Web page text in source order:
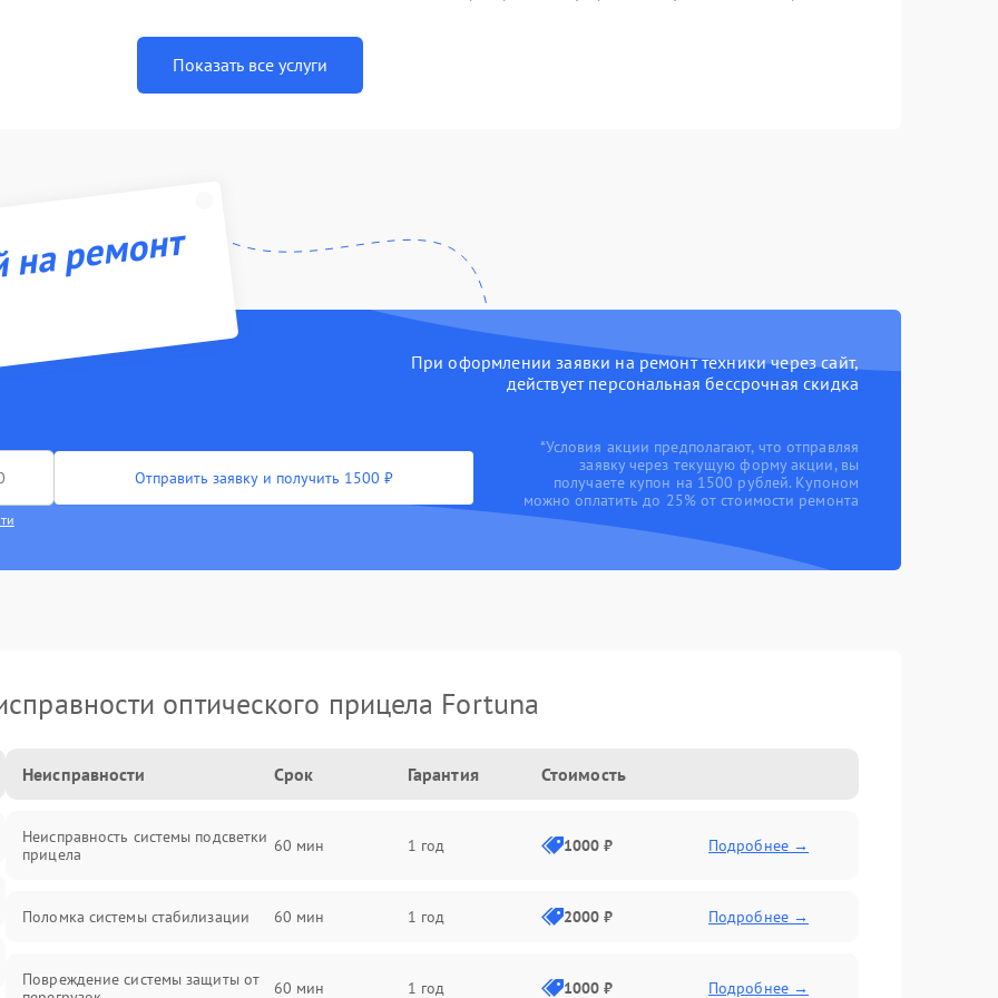
Показать все услуги
ремонт
При оформлении заявки на ремонт техники через сайт,
действует персональная бессрочная скидка
Отправить заявку и получить 1500 ₽
*Условия акции предполагают, что отправляя
заявку через текущую форму акции, вы
получаете купон на 1500 рублей. Купоном
можно оплатить до 25% от стоимости ремонта
оптического прицела Fortuna
Неисправности Срок Гарантия Стоимость
Неисправность системы подсветки
прицела
60 мин 1 год 1000 ₽ Подробнее →
Поломка системы стабилизации 60 мин 1 год 2000 ₽ Подробнее →
Повреждение системы защиты от
60 мин 1 год 1000 ₽ Подробнее →